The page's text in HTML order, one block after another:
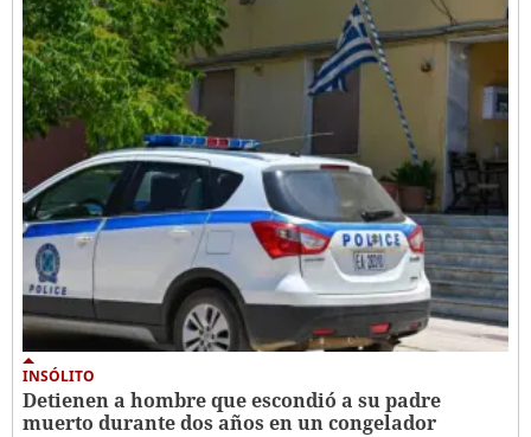
INSÓLITO
Detienen a hombre que escondió a su padre
muerto durante dos años en un congelador